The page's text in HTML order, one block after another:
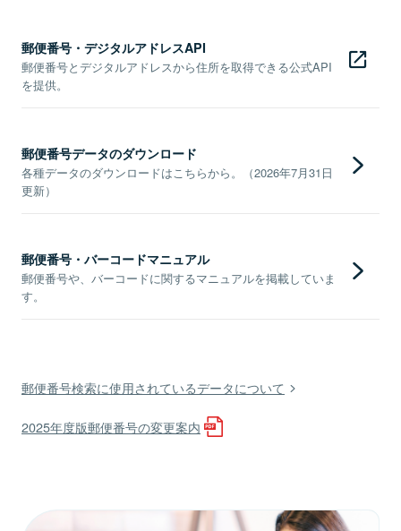
郵便番号・デジタルアドレスAPI
郵便番号とデジタルアドレスから住所を取得できる公式API
を提供。
郵便番号データのダウンロード
各種データのダウンロードはこちらから。（2026年7月31日
更新）
郵便番号・バーコードマニュアル
郵便番号や、バーコードに関するマニュアルを掲載していま
す。
郵便番号検索に使用されているデータについて
2025年度版郵便番号の変更案内